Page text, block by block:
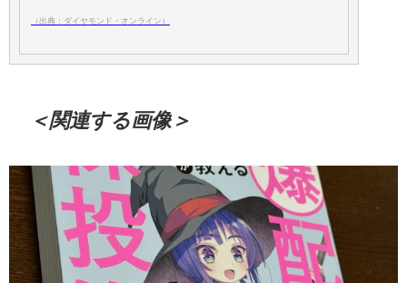
（出典：ダイヤモンド・オンライン）
＜関連する画像＞